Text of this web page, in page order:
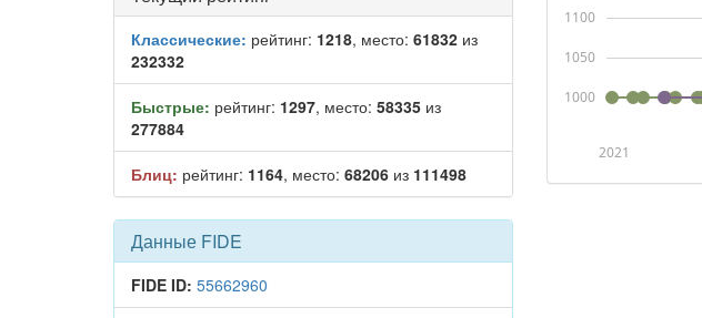
Классические: рейтинг: 1218, место: 61832 из
232332
Быстрые: рейтинг: 1297, место: 58335 из
277884
Блиц: рейтинг: 1164, место: 68206 из 111498
Данные FIDE
FIDE ID: 55662960
2021
1000
1050
1100